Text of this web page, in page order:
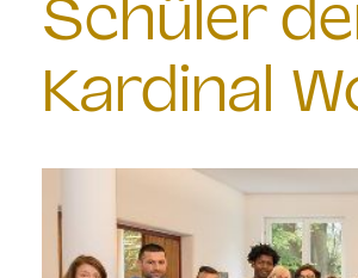
Schüler
Kardinal